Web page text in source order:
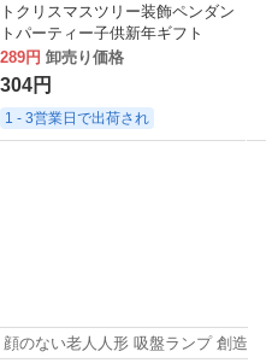
トクリスマスツリー装飾ペンダン
トパーティー子供新年ギフト
289円 卸売り価格
304円
1 - 3営業日で出荷され
のない老人人形 吸盤ランプ 創造